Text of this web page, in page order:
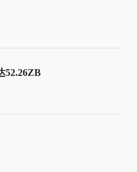
52.26ZB